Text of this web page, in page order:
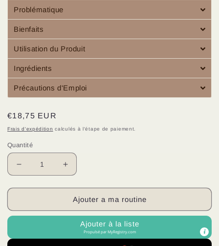
Problématique
Bienfaits
Utilisation du Produit
Ingrédients
Précautions d'Emploi
Prix
habituel
€18,75 EUR
Frais d'expédition calculés à l'étape de paiement.
Quantité
Réduire
la
quantité
EARTHBOUND
Balm
Augmenter
la
quantité
de
EARTHBOUND
After
Shave
Balm
Ajouter a ma routine
Ajouter à la liste
Propulsé parMyRegistry.com